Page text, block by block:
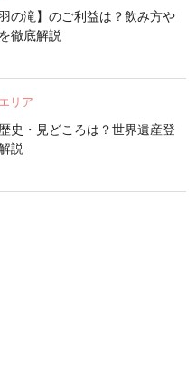
の滝】のご利益は？飲み方や
徹底解説
リア
史・見どころは？世界遺産登
説